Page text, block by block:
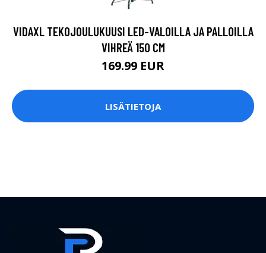
VIDAXL TEKOJOULUKUUSI LED-VALOILLA JA PALLOILLA
VIHREÄ 150 CM
169.99 EUR
LISÄTIETOJA